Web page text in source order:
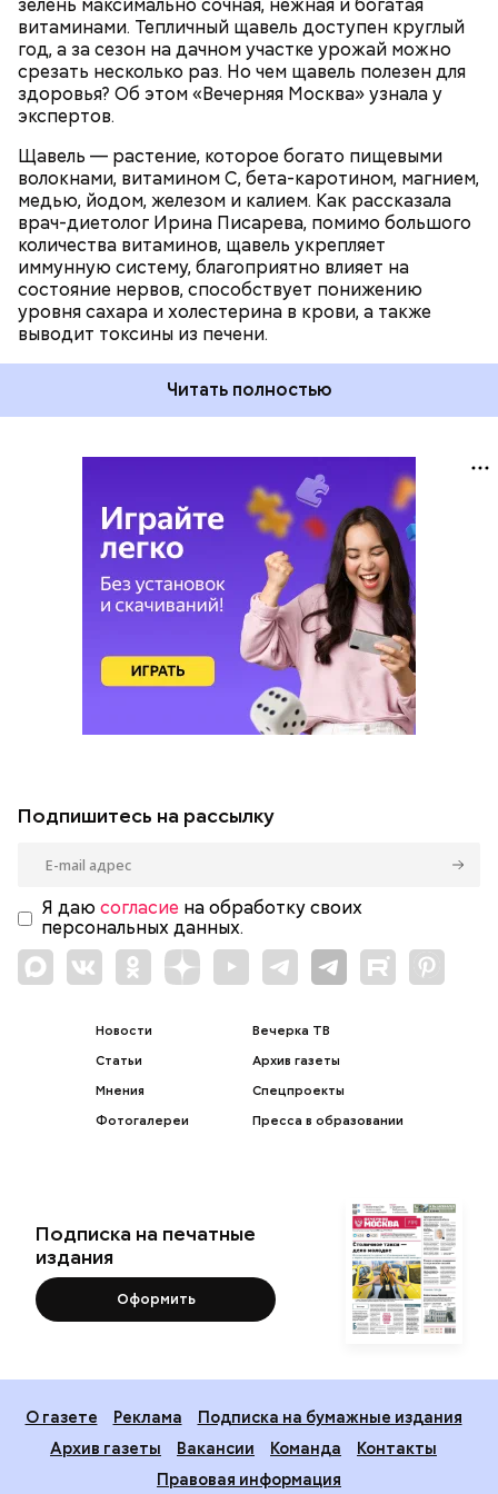
зелень максимально сочная, нежная и богатая
витаминами. Тепличный щавель доступен круглый
год, а за сезон на дачном участке урожай можно
срезать несколько раз. Но чем щавель полезен для
здоровья? Об этом «Вечерняя Москва» узнала у
экспертов.
Щавель — растение, которое богато пищевыми
волокнами, витамином С, бета-каротином, магнием,
медью, йодом, железом и калием. Как рассказала
врач-диетолог Ирина Писарева, помимо большого
количества витаминов, щавель укрепляет
иммунную систему, благоприятно влияет на
состояние нервов, способствует понижению
уровня сахара и холестерина в крови, а также
выводит токсины из печени.
Читать полностью
Подпишитесь на рассылку
Я даю согласие на обработку своих
персональных данных.
Новости
Статьи
Мнения
Фотогалереи
Вечерка ТВ
Архив газеты
Спецпроекты
Пресса в образовании
Подписка на печатные
издания
Оформить
О газете Реклама
Подписка на бумажные издания
Архив газеты
Вакансии Команда
Контакты
Правовая информация